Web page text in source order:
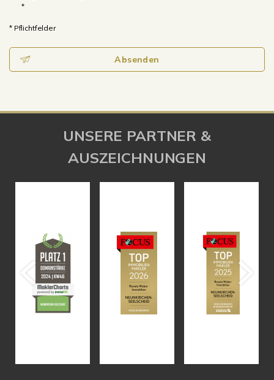
*
* Pflichtfelder
Absenden
UNSERE PARTNER &
AUSZEICHNUNGEN